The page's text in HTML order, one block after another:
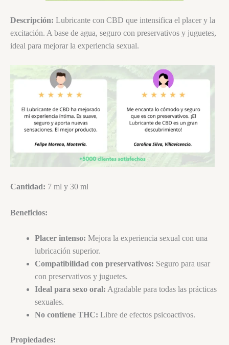
Descripción: Lubricante con CBD que intensifica el placer y la
excitación. A base de agua, seguro con preservativos y juguetes,
ideal para mejorar la experiencia sexual.
Cantidad: 7 ml y 30 ml
Beneficios:
Placer intenso: Mejora la experiencia sexual con una
lubricación superior.
Compatibilidad con preservativos: Seguro para usar
con preservativos y juguetes.
Ideal para sexo oral: Agradable para todas las prácticas
sexuales.
No contiene THC: Libre de efectos psicoactivos.
Propiedades: